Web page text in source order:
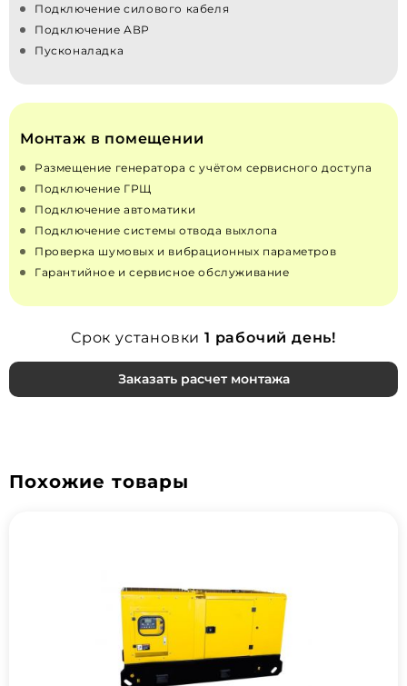
Подключение силового кабеля
Подключение АВР
Пусконаладка
Монтаж в помещении
Размещение генератора с учётом сервисного доступа
Подключение ГРЩ
Подключение автоматики
Подключение системы отвода выхлопа
Проверка шумовых и вибрационных параметров
Гарантийное и сервисное обслуживание
Срок установки 1 рабочий день!
Заказать расчет монтажа
Похожие товары